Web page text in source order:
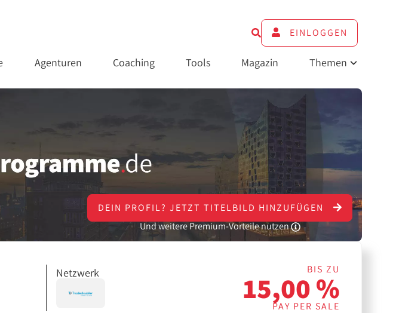
EINLOGGEN
Agenturen Coaching Tools Magazin Themen
DEIN PROFIL? JETZT TITELBILD HINZUFÜGEN
Und weitere Premium-Vorteile nutzen
Netzwerk BIS ZU
15,00 %
PAY PER SALE